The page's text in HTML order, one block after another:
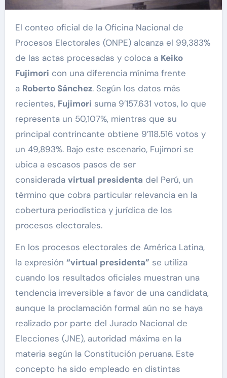
El conteo oficial de la Oficina Nacional de
Procesos Electorales (ONPE) alcanza el 99,383%
de las actas procesadas y coloca a Keiko
Fujimori con una diferencia mínima frente
a Roberto Sánchez. Según los datos más
recientes, Fujimori suma 9′157.631 votos, lo que
representa un 50,107%, mientras que su
principal contrincante obtiene 9′118.516 votos y
un 49,893%. Bajo este escenario, Fujimori se
ubica a escasos pasos de ser
considerada virtual presidenta del Perú, un
término que cobra particular relevancia en la
cobertura periodística y jurídica de los
procesos electorales.
En los procesos electorales de América Latina,
la expresión “virtual presidenta” se utiliza
cuando los resultados oficiales muestran una
tendencia irreversible a favor de una candidata,
aunque la proclamación formal aún no se haya
realizado por parte del Jurado Nacional de
Elecciones (JNE), autoridad máxima en la
materia según la Constitución peruana. Este
concepto ha sido empleado en distintas